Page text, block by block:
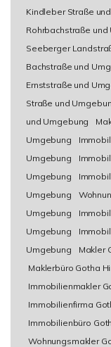
Kindleber Straße
Rohrbachstraße und
Seeberger
Bachstraße und
Ernststraße und
Straße und
und Umgebung
Umgebung
Umgebung
Umgebung
Umgebung
Umgebung
Umgebung
Umgebung
Makler
Maklerbüro Gotha
Immobilienmakler
Immobilienfirma
Immobilienbüro
Wohnungsmakler